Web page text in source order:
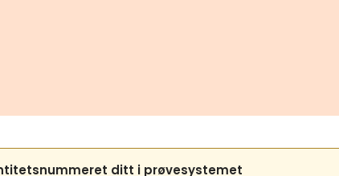
ditt i prøvesystemet